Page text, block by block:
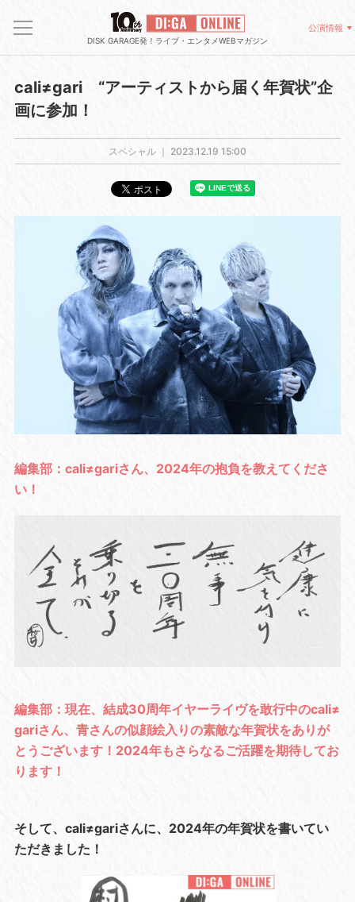
DISK GARAGE発！ライブ・エンタメWEBマガジン
公演情報
cali≠gari “アーティストから届く年賀状”企
画に参加！
スペシャル ｜ 2023.12.19 15:00
編集部：cali≠gariさん、2024年の抱負を教えてくださ
い！
編集部：現在、結成30周年イヤーライヴを敢行中のcali≠
gariさん、青さんの似顔絵入りの素敵な年賀状をありが
とうございます！2024年もさらなるご活躍を期待してお
ります！
そして、cali≠gariさんに、2024年の年賀状を書いてい
ただきました！